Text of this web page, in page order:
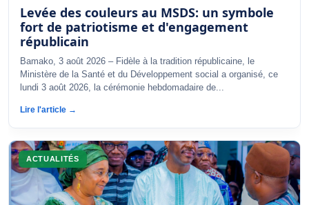
Levée des couleurs au MSDS: un symbole
fort de patriotisme et d'engagement
républicain
Bamako, 3 août 2026 – Fidèle à la tradition républicaine, le
Ministère de la Santé et du Développement social a organisé, ce
lundi 3 août 2026, la cérémonie hebdomadaire de...
Lire l'article →
ACTUALITÉS